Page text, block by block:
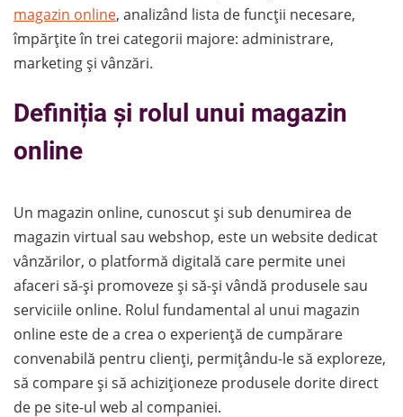
magazin online, analizând lista de funcții necesare,
împărțite în trei categorii majore: administrare,
marketing și vânzări.
Definiția și rolul unui magazin
online
Un magazin online, cunoscut și sub denumirea de
magazin virtual sau webshop, este un website dedicat
vânzărilor, o platformă digitală care permite unei
afaceri să-și promoveze și să-și vândă produsele sau
serviciile online. Rolul fundamental al unui magazin
online este de a crea o experiență de cumpărare
convenabilă pentru clienți, permițându-le să exploreze,
să compare și să achiziționeze produsele dorite direct
de pe site-ul web al companiei.